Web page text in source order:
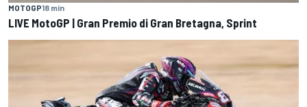
MOTOGP18 min
LIVE MotoGP | Gran Premio di Gran Bretagna, Sprint